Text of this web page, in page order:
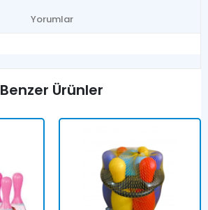
Yorumlar
Benzer Ürünler